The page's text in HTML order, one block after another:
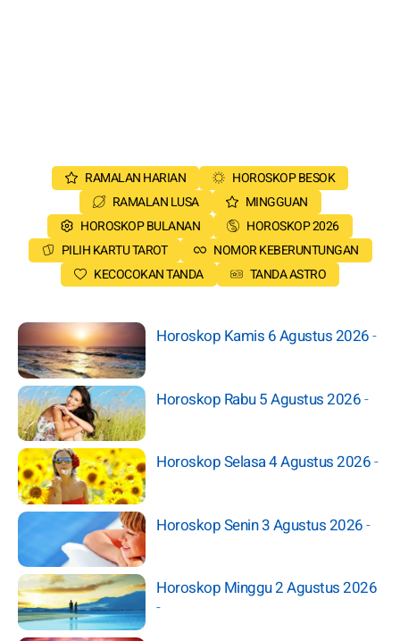
RAMALAN HARIAN
HOROSKOP BESOK
RAMALAN LUSA
MINGGUAN
HOROSKOP BULANAN
HOROSKOP 2026
PILIH KARTU TAROT
NOMOR KEBERUNTUNGAN
KECOCOKAN TANDA
TANDA ASTRO
Horoskop Kamis 6 Agustus 2026-
Horoskop Rabu 5 Agustus 2026-
Horoskop Selasa 4 Agustus 2026-
Horoskop Senin 3 Agustus 2026-
Horoskop Minggu 2 Agustus 2026
-